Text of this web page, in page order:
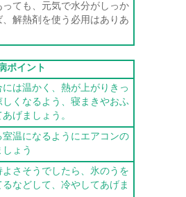
ても、元気で水分がしっか
、解熱剤を使う必用はありあ
ポイント
は温かく、熱が上がりきっ
くなるよう、寝まきやおふ
げましょう。
温になるようにエアコンの
ょう
さそうでしたら、氷のうを
などして、冷やしてあげま